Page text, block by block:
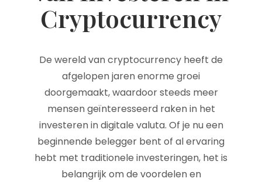
Cryptocurrency
De wereld van cryptocurrency heeft de
afgelopen jaren enorme groei
doorgemaakt, waardoor steeds meer
mensen geïnteresseerd raken in het
investeren in digitale valuta. Of je nu een
beginnende belegger bent of al ervaring
hebt met traditionele investeringen, het is
belangrijk om de voordelen en